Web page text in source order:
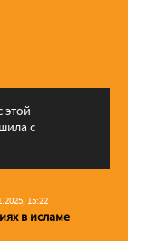
этой
с
15:22
в исламе